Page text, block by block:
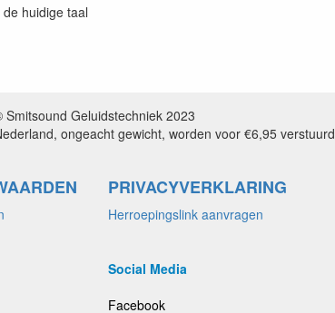
huidige taal
Smitsound Geluidstechniek 2023
ongeacht gewicht, worden voor €6,95 verstuurd
PRIVACYVERKLARING
Herroepingslink aanvragen
Social Media
Facebook